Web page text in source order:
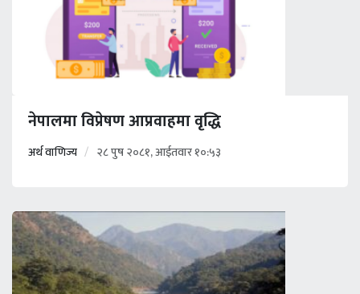
नेपालमा विप्रेषण आप्रवाहमा वृद्धि
अर्थ वाणिज्य २८ पुष २०८१, आईतवार १०:५३